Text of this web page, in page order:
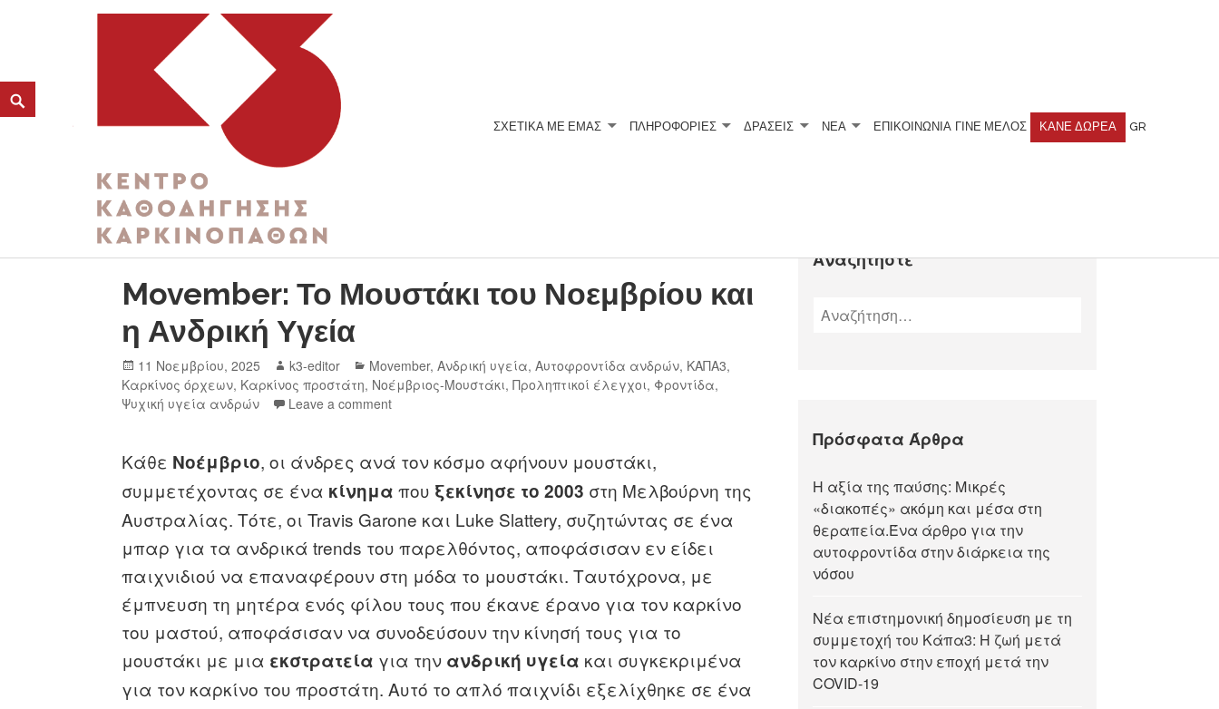
K3
ΚΕΝΤΡΟ ΚΑΘΟΔΗΓΗΣΗΣ ΚΑΡΚΙΝΟΠΑΘΩΝ
ΣΧΕΤΙΚΆ ΜΕ ΕΜΆΣ ΠΛΗΡΟΦΟΡΙΕΣ ΔΡΑΣΕΙΣ ΝΕΑ ΕΠΙΚΟΙΝΩΝΙΑ ΓΊΝΕ ΜΈΛΟΣ ΚΆΝΕ ΔΩΡΕΆ GR
ΚΑΤΗΓΟΡΊΑ:
Movember: Το Μουστάκι του Νοεμβρίου και
η Ανδρική Υγεία
11 Νοεμβρίου, 2025 k3-editor Movember,Ανδρική υγεία,Αυτοφροντίδα ανδρών, ΚΑΠΑ3,
Καρκίνος όρχεων, Καρκίνος προστάτη, Νοέμβριος-Μουστάκι,Προληπτικοί έλεγχοι, Φροντίδα,
Ψυχική υγεία ανδρών
Leave a comment
Κάθε Νοέμβριο, οι άνδρες ανά τον κόσμο αφήνουν μουστάκι,
συμμετέχοντας σε ένα κίνημα που ξεκίνησε το 2003 στη Μελβούρνη της
Αυστραλίας. Τότε, οι Travis Garone και Luke Slattery, συζητώντας σε ένα
μπαρ για τα ανδρικά trends του παρελθόντος, αποφάσισαν εν είδει
παιχνιδιού να επαναφέρουν στη μόδα το μουστάκι. Ταυτόχρονα, με
έμπνευση τη μητέρα ενός φίλου τους που έκανε έρανο για τον καρκίνο
του μαστού, αποφάσισαν να συνοδεύσουν την κίνησή τους για το
μουστάκι με μια εκστρατεία για την ανδρική υγεία και συγκεκριμένα
για τον καρκίνο του προστάτη. Αυτό το απλό παιχνίδι εξελίχθηκε σε ένα
Αναζητήστε
Πρόσφατα Άρθρα
Η αξία της παύσης: Μικρές
«διακοπές» ακόμη και μέσα στη
θεραπεία.Ένα άρθρο για την
αυτοφροντίδα στην διάρκεια της
νόσου
Νέα επιστημονική δημοσίευση με τη
συμμετοχή του Κάπα3: Η ζωή μετά
τον καρκίνο στην εποχή μετά την
COVID-19